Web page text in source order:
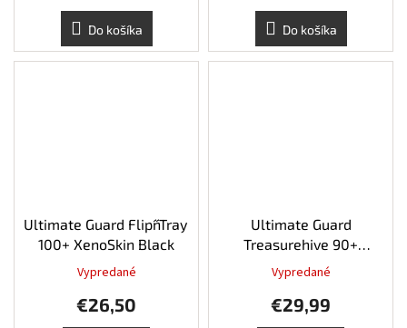
Do košíka Do košíka
Ultimate Guard Flip´n´Tray
100+ XenoSkin Black
Vypredané
€26,50
Ultimate Guard
Treasurehive 90+
XenoSkin Blue
Vypredané
€29,99